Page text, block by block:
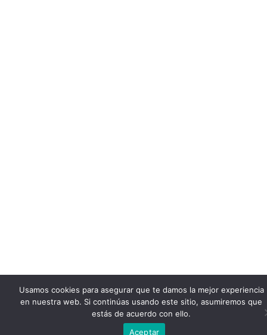
Usamos cookies para asegurar que te damos la mejor experiencia
en nuestra web. Si continúas usando este sitio, asumiremos que
estás de acuerdo con ello.
Aceptar